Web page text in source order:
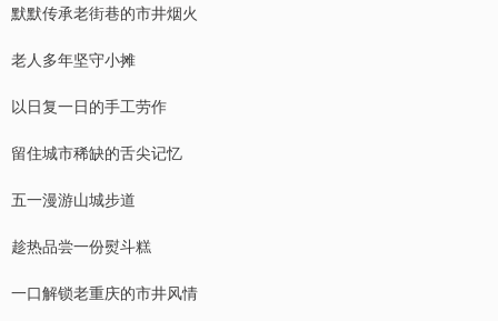
默默传承老街巷的市井烟火
老人多年坚守小摊
以日复一日的手工劳作
留住城市稀缺的舌尖记忆
五一漫游山城步道
趁热品尝一份熨斗糕
一口解锁老重庆的市井风情